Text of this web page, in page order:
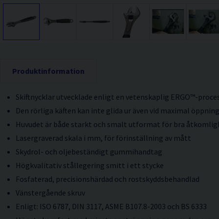
Produktinformation
Skiftnycklar utvecklade enligt en vetenskaplig ERGO™-
Den rörliga käften kan inte glida ur även vid maximal öppning
Huvudet är både starkt och smalt utformat för bra
Lasergraverad skala i mm, för förinställning av mått
Skydrol- och oljebeständigt gummihandtag
Högkvalitativ stållegering smitt i ett stycke
Fosfaterad, precisionshärdad och rostskyddsbehandlad
Vänstergående skruv
Enligt: ISO 6787, DIN 3117, ASME B107.8-2003 och BS 6333